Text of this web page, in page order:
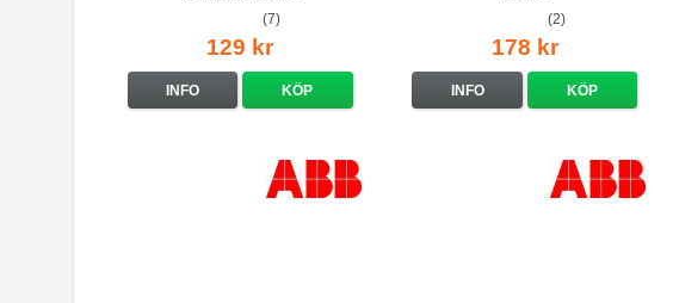
(7)
129 kr
INFO KÖP
(2)
178 kr
INFO KÖP